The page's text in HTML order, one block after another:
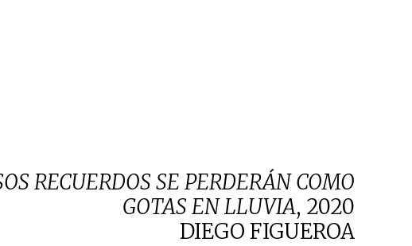
RECUERDOS SE PERDERÁN COMO
GOTAS EN LLUVIA, 2020
DIEGO FIGUEROA